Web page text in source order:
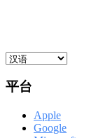
平台
Apple
Google